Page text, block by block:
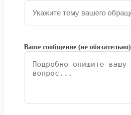
Ваше сообщение (не обязательно)